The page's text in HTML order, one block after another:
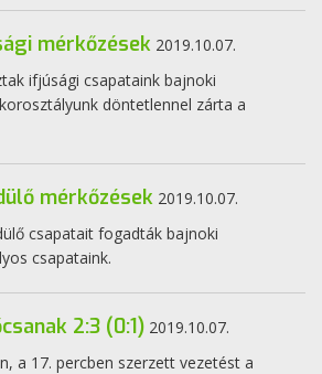
mérkőzések 2019.10.07.
ifjúsági csapataink bajnoki
döntetlennel zárta a
mérkőzések 2019.10.07.
csapatait fogadták bajnoki
csapataink.
2:3 (0:1) 2019.10.07.
a 17. percben szerzett vezetést a